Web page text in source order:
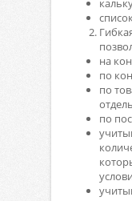
на
по
по
по